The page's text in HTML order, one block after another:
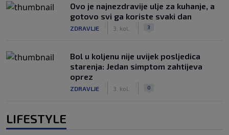
Ovo je najnezdravije ulje za kuhanje, a
gotovo svi ga koriste svaki dan
ZDRAVLJE 3. kol. 3
Bol u koljenu nije uvijek posljedica
starenja: Jedan simptom zahtijeva
oprez
ZDRAVLJE 3. kol. 0
LIFESTYLE